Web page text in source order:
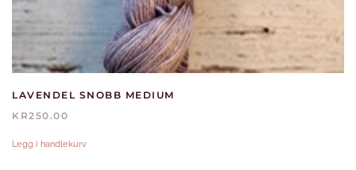
LAVENDEL SNOBB MEDIUM
KR250.00
Legg i handlekurv